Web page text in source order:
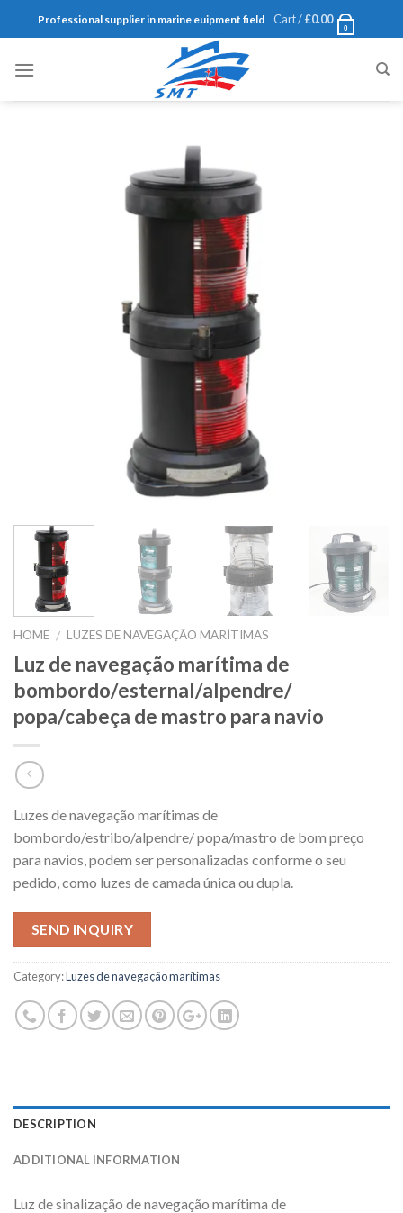
Professional supplier in marine euipment field Cart /£0.00
0
HOME / LUZES DE NAVEGAÇÃO MARÍTIMAS
Luz de navegação marítima de
bombordo/esternal/alpendre/
popa/cabeça de mastro para navio
Luzes de navegação marítimas de
bombordo/estribo/alpendre/ popa/mastro de bom preço
para navios, podem ser personalizadas conforme o seu
pedido, como luzes de camada única ou dupla.
SEND INQUIRY
Category:Luzes de navegação marítimas
DESCRIPTION
ADDITIONAL INFORMATION
Luz de sinalização de navegação marítima de